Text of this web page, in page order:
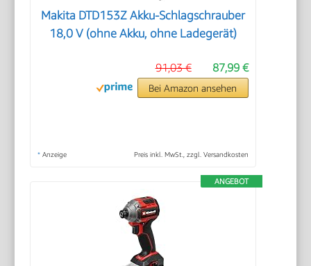
Makita DTD153Z Akku-Schlagschrauber
18,0 V (ohne Akku, ohne Ladegerät)
87,99 €
91,03 €
Bei Amazon ansehen
* Anzeige Preis inkl. MwSt., zzgl. Versandkosten
ANGEBOT